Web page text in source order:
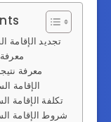
تجديد الإقامة
معرفة
الإقامة
تكلفة الإقامة
شروط الإقامة